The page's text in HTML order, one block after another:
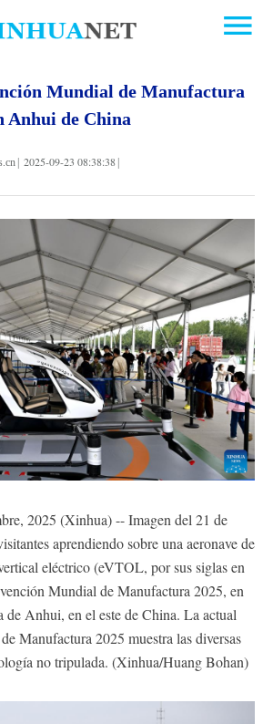
Mundial de Manufactura
Anhui de China
2025-09-23 08:38:38
2025 (Xinhua) -- Imagen del 21 de
aprendiendo sobre una aeronave de
eléctrico (eVTOL, por sus siglas en
Mundial de Manufactura 2025, en
de Anhui, en el este de China. La actual
Manufactura 2025 muestra las diversas
no tripulada. (Xinhua/Huang Bohan)